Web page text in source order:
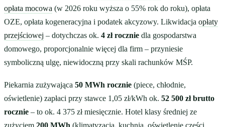
opłata mocowa (w 2026 roku wyższa o 55% rok do roku), opłata
OZE, opłata kogeneracyjna i podatek akcyzowy. Likwidacja opłaty
przejściowej – dotychczas ok. 4 zł rocznie dla gospodarstwa
domowego, proporcjonalnie więcej dla firm – przyniesie
symboliczną ulgę, niewidoczną przy skali rachunków MŚP.
Piekarnia zużywająca 50 MWh rocznie (piece, chłodnie,
oświetlenie) zapłaci przy stawce 1,05 zł/kWh ok. 52 500 zł brutto
rocznie – to ok. 4 375 zł miesięcznie. Hotel klasy średniej ze
zużyciem 200 MWh (klimatyzacja, kuchnia, oświetlenie części